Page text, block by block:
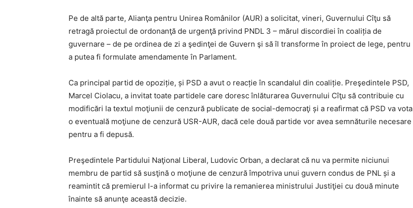
Pe de altă parte, Alianţa pentru Unirea Românilor (AUR) a solicitat, vineri, Guvernului Cîţu să
retragă proiectul de ordonanţă de urgenţă privind PNDL 3 – mărul discordiei în coaliția de
guvernare – de pe ordinea de zi a şedinţei de Guvern şi să îl transforme în proiect de lege, pentru
a putea fi formulate amendamente în Parlament.
Ca principal partid de opoziție, și PSD a avut o reacție în scandalul din coaliție. Preşedintele PSD,
Marcel Ciolacu, a invitat toate partidele care doresc înlăturarea Guvernului Cîţu să contribuie cu
modificări la textul moţiunii de cenzură publicate de social-democraţi și a reafirmat că PSD va vota
o eventuală moţiune de cenzură USR-AUR, dacă cele două partide vor avea semnăturile necesare
pentru a fi depusă.
Preşedintele Partidului Naţional Liberal, Ludovic Orban, a declarat că nu va permite niciunui
membru de partid să susţină o moţiune de cenzură împotriva unui guvern condus de PNL și a
reamintit că premierul l-a informat cu privire la remanierea ministrului Justiţiei cu două minute
înainte să anunţe această decizie.